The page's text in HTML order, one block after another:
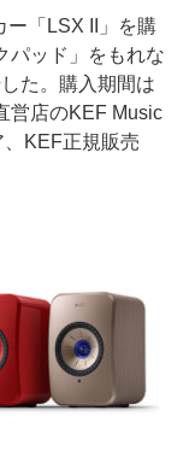
ー「LSX II」を購
パッド」をもれな
た。購入期間は
営店のKEF Music
KEF正規販売